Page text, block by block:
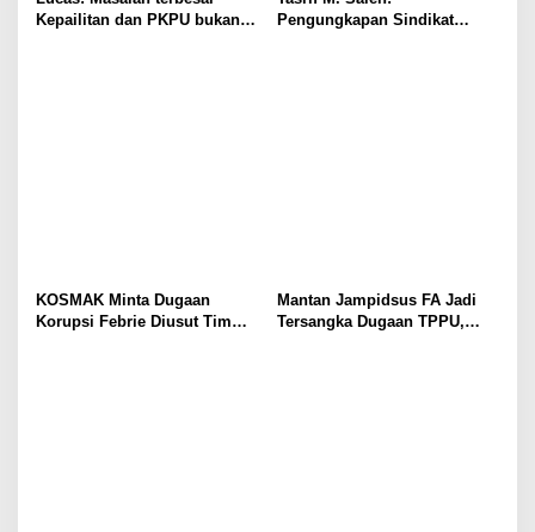
Kepailitan dan PKPU bukan
Pengungkapan Sindikat
KOSMAK Minta Dugaan
Korupsi Febrie Diusut Tim
Mantan Jampidsus FA Jadi
Tersangka Dugaan TPPU,